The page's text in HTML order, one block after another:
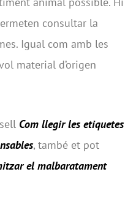
consultar la
Igual com amb les
material d’origen
Com llegir les etiquetes
, també et pot
el malbaratament